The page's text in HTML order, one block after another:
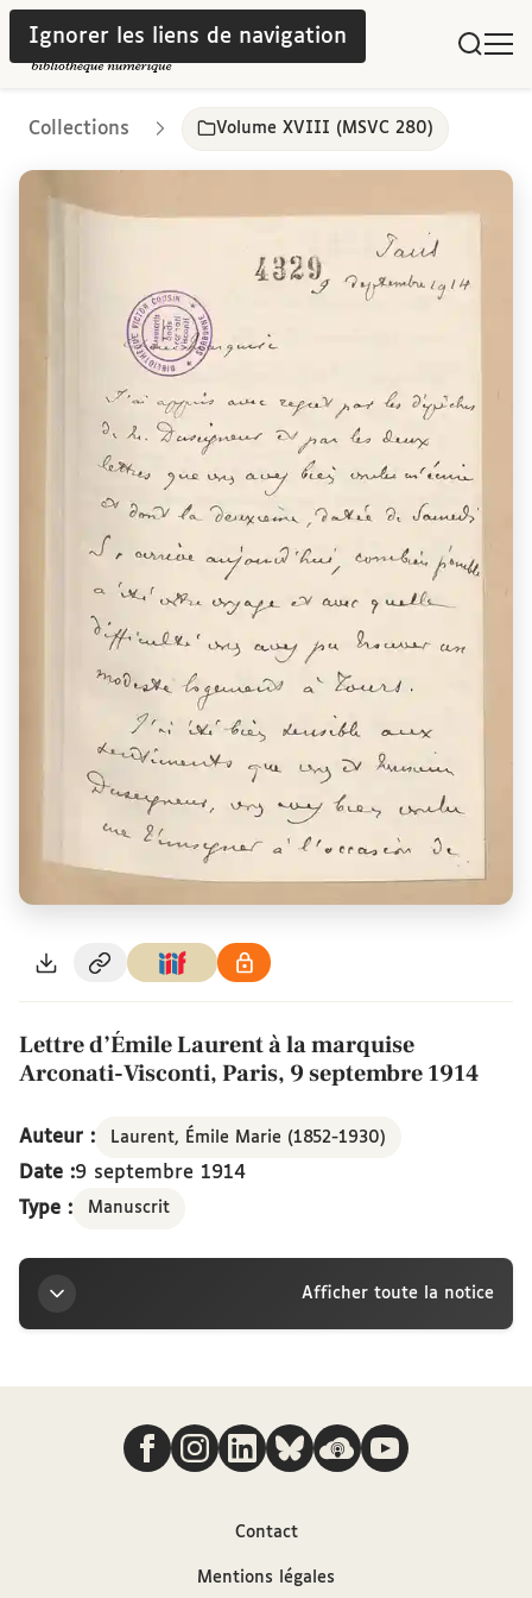
Ignorer les liens de navigation
Collections Volume XVIII (MSVC 280)
Lettre d’Émile Laurent à la marquise
Arconati-Visconti, Paris, 9 septembre 1914
Auteur : Laurent, Émile Marie (1852-1930)
Date :9 septembre 1914
Type :
Manuscrit
Afficher toute la notice
Titre
Lettre d’Émile Laurent à la marquise Arconati-
Visconti, Paris, 9 septembre 1914
Laurent, Émile Marie (1852-1930)
Nous suivre
Contact
Mentions légales